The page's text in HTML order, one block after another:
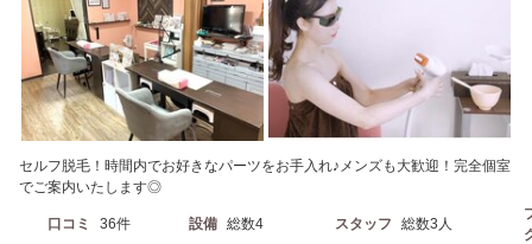
セルフ脱毛！時間内でお好きなパーツをお手入れ♪メンズも大歓迎！完全個室
でご案内いたします◎
口コミ 36件 設備 総数4 スタッフ 総数3人